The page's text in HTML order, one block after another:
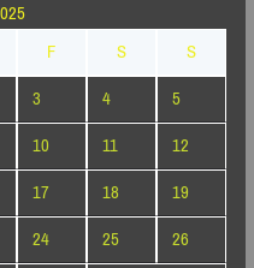
F S
S
3 4
5
10 11
12
17 18
19
24 25
26